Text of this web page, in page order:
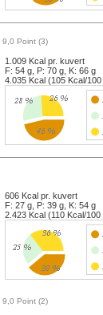
9,0 Point (3)
1.009 Kcal pr. kuvert
F: 54 g, P: 70 g, K: 66 g
4.035 Kcal (105 Kcal/100
606 Kcal pr. kuvert
F: 27 g, P: 39 g, K: 54 g
2.423 Kcal (110 Kcal/100
9,0 Point (2)